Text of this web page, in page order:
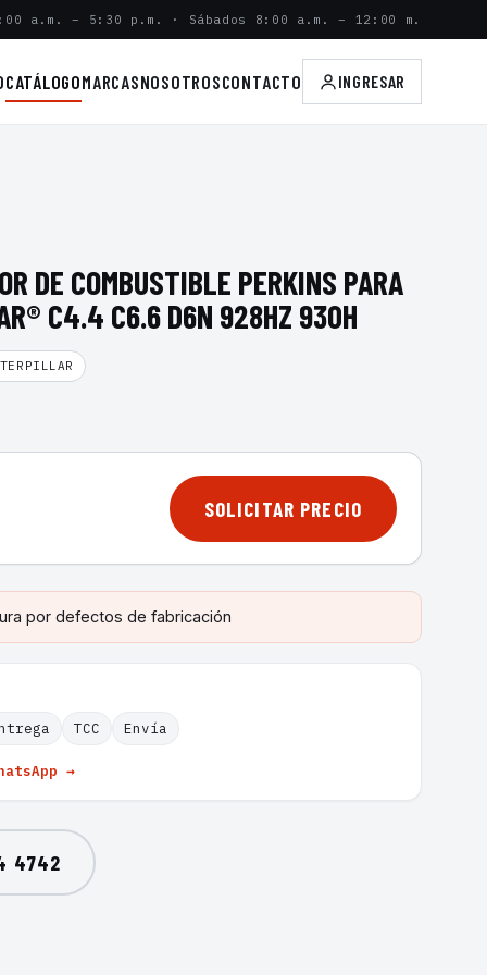
a.m. – 5:30 p.m. · Sábados 8:00 a.m. – 12:00 m.
CATÁLOGOMARCASNOSOTROSCONTACTO INGRESAR
DE COMBUSTIBLE PERKINS PARA
C4.4 C6.6 D6N 928HZ 930H
SOLICITAR PRECIO
por defectos de fabricación
TCC Envía
→
4742